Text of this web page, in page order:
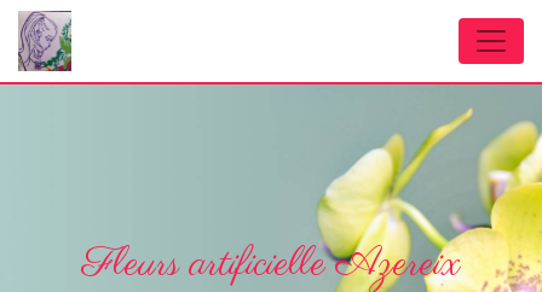
Panneau de gestion des cookies
Fleurs artificielle Azereix